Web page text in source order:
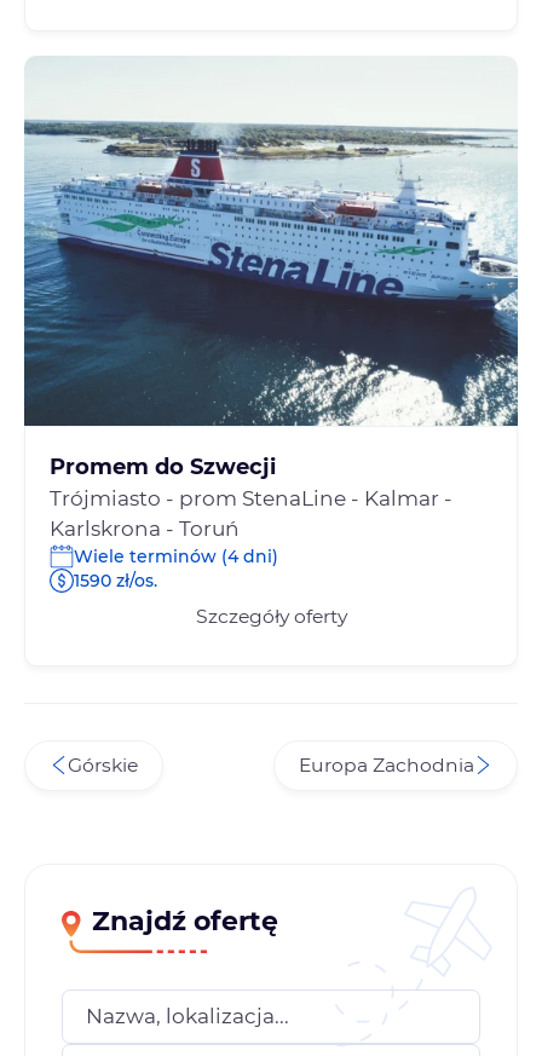
Promem do Szwecji
Trójmiasto - prom StenaLine - Kalmar -
Karlskrona - Toruń
Wiele terminów (4 dni)
1590 zł/os.
Szczegóły oferty
Górskie Europa Zachodnia
Znajdź ofertę
Nazwa, lokalizacja...